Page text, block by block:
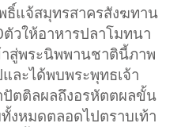
ธิ์แจ้สมุทรสาครสังฆทาน
วให้อาหารปลาโมทนา
สู่พระนิพพานชาตินี้ภาพ
ละได้พบพระพุทธเจ้า
ตติลผลถึงอรหัตตผลขั้น
งหมดตลอดไปตราบเท้า